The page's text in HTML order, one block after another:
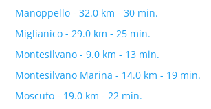
Manoppello - 32.0 km - 30 min.
Miglianico - 29.0 km - 25 min.
Montesilvano - 9.0 km - 13 min.
Montesilvano Marina - 14.0 km - 19 min.
Moscufo - 19.0 km - 22 min.